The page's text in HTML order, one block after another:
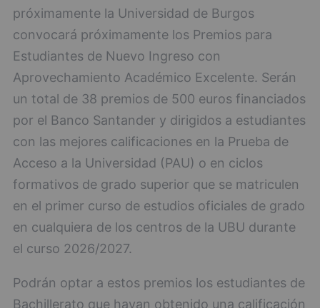
próximamente la Universidad de Burgos
convocará próximamente los Premios para
Estudiantes de Nuevo Ingreso con
Aprovechamiento Académico Excelente. Serán
un total de 38 premios de 500 euros financiados
por el Banco Santander y dirigidos a estudiantes
con las mejores calificaciones en la Prueba de
Acceso a la Universidad (PAU) o en ciclos
formativos de grado superior que se matriculen
en el primer curso de estudios oficiales de grado
en cualquiera de los centros de la UBU durante
el curso 2026/2027.
Podrán optar a estos premios los estudiantes de
Bachillerato que hayan obtenido una calificación